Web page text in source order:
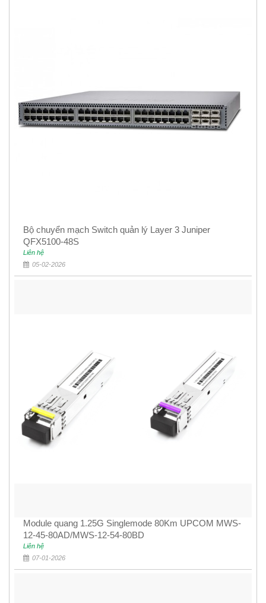
Bộ chuyển mạch Switch quản lý Layer 3 Juniper
QFX5100-48S
Liên hệ
05-02-2026
Module quang 1.25G Singlemode 80Km UPCOM MWS-
12-45-80AD/MWS-12-54-80BD
Liên hệ
07-01-2026